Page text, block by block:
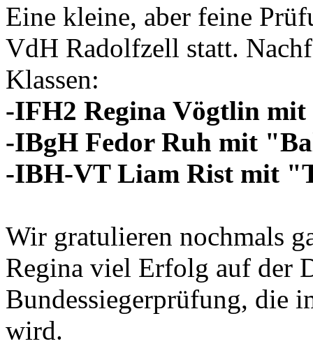
Eine kleine, aber feine
VdH Radolfzell statt.
Klassen:
-IFH2 Regina Vögtlin
-IBgH Fedor Ruh mit
-IBH-VT Liam Rist mit
Wir gratulieren nochmals
Regina viel Erfolg auf der
Bundessiegerprüfung, die
wird.